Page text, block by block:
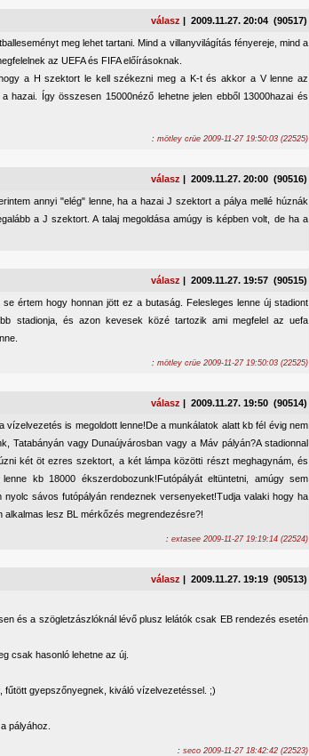
válasz | 2009.11.27. 20:04 (90517)
meg lehet tartani. Mind a villanyvilágítás fényereje, mind a
az UEFA és FIFA előírásoknak.
a H szektort le kell székezni meg a K-t és akkor a V lenne az
hazai. Így összesen 15000néző lehetne jelen ebből 13000hazai és
: mötley crüe 2009-11-27 19:50:03 (22525)
válasz | 2009.11.27. 20:00 (90516)
annyi "elég" lenne, ha a hazai J szektort a pálya mellé húznák
a J szektort. A talaj megoldása amúgy is képben volt, de ha a
válasz | 2009.11.27. 19:57 (90515)
értem hogy honnan jött ez a butaság. Felesleges lenne új stadiont
stadionja, és azon kevesek közé tartozik ami megfelel az uefa
: mötley crüe 2009-11-27 19:50:03 (22525)
válasz | 2009.11.27. 19:50 (90514)
vízelvezetés is megoldott lenne!De a munkálatok alatt kb fél évig nem
Tatabányán vagy Dunaújvárosban vagy a Máv pályán?A stadionnal
két öt ezres szektort, a két lámpa közötti részt meghagynám, és
kb 18000 ékszerdobozunk!Futópályát eltüntetni, amúgy sem
sávos futópályán rendeznek versenyeket!Tudja valaki hogy ha
lesz BL mérkőzés megrendezésre?!
: extasee 2009-11-27 19:19:14 (22524)
válasz | 2009.11.27. 19:19 (90513)
és a szögletzászlóknál lévő plusz lelátók csak EB rendezés esetén
csak hasonló lehetne az új.
fűtött gyepszőnyegnek, kiváló vízelvezetéssel. ;)
pályához.
: seco 2009-11-27 18:42:42 (22523)